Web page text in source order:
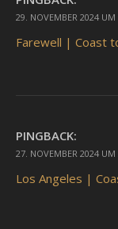
29. NOVEMBER 2024 UM
Farewell | Coast
PINGBACK:
27. NOVEMBER 2024 UM
Los Angeles |